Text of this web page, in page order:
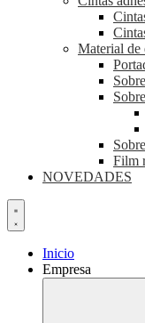
Material de
Film
NOVEDADES
Inicio
Empresa